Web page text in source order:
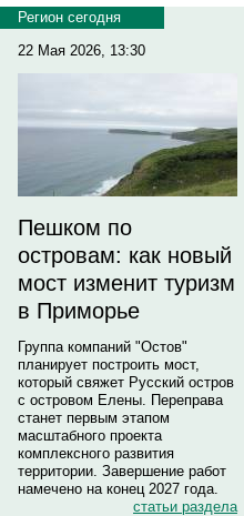
Регион сегодня
22 Мая 2026, 13:30
Пешком по
островам: как новый
мост изменит туризм
в Приморье
Группа компаний "Остов"
планирует построить мост,
который свяжет Русский остров
с островом Елены. Переправа
станет первым этапом
масштабного проекта
комплексного развития
территории. Завершение работ
намечено на конец 2027 года.
статьи раздела